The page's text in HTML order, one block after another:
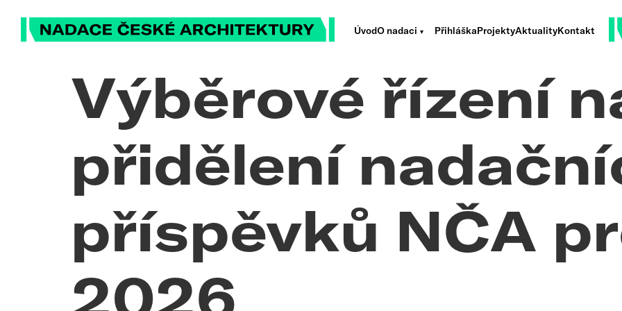
ÚvodO nadaci PřihláškaProjektyAktualityKontakt
Výběrové řízení
přidělení
příspěvků NČA